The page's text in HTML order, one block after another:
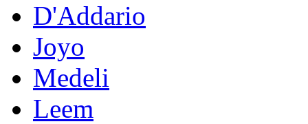
D'Addario
Joyo
Medeli
Leem